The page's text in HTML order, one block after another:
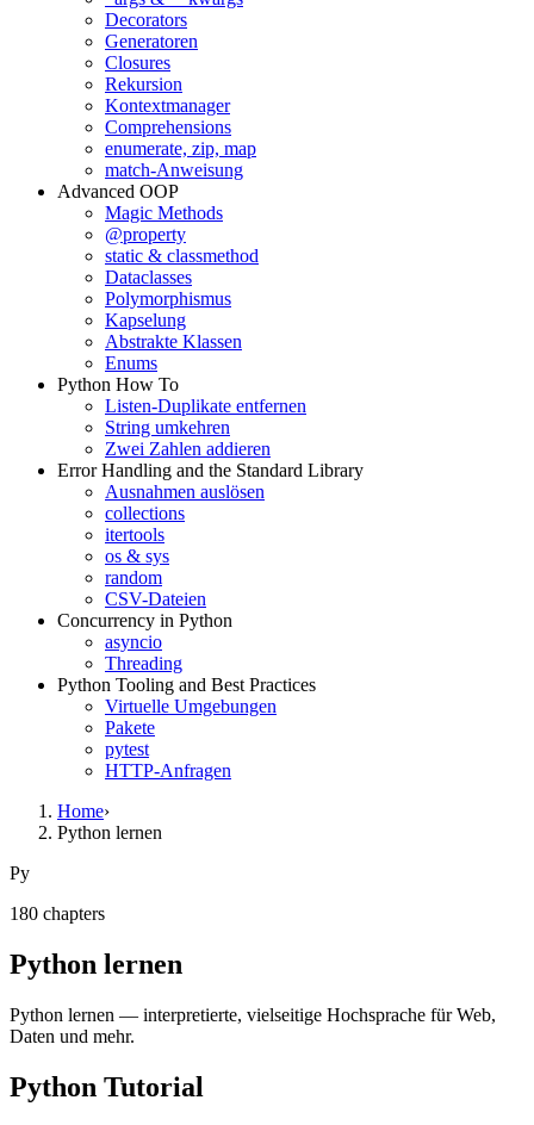
Decorators
Generatoren
Closures
Rekursion
Kontextmanager
Comprehensions
enumerate, zip, map
match-Anweisung
Advanced OOP
Magic Methods
@property
static & classmethod
Dataclasses
Polymorphismus
Kapselung
Abstrakte Klassen
Enums
Python How To
Listen-Duplikate entfernen
String umkehren
Zwei Zahlen addieren
Error Handling and the Standard Library
Ausnahmen auslösen
collections
itertools
os & sys
random
CSV-Dateien
Concurrency in Python
asyncio
Threading
Python Tooling and Best Practices
Virtuelle Umgebungen
Pakete
pytest
HTTP-Anfragen
Home›
Python lernen
Py
180 chapters
Python lernen
Python lernen — interpretierte, vielseitige Hochsprache für Web,
Daten und mehr.
Python Tutorial